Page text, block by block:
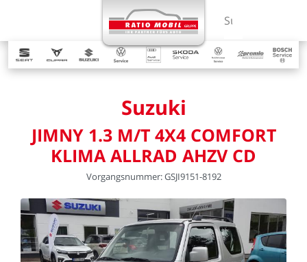
Suchbegriff
Suzuki
JIMNY 1.3 M/T 4X4 COMFORT
KLIMA ALLRAD AHZV CD
Vorgangsnummer:GSJI9151-8192